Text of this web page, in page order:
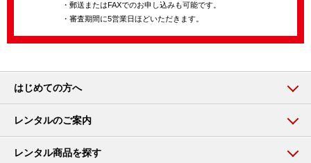
・郵送またはFAXでのお申し込みも可能です。
・審査期間に5営業日ほどいただきます。
はじめての方へ
レンタルのご案内
レンタル商品を探す